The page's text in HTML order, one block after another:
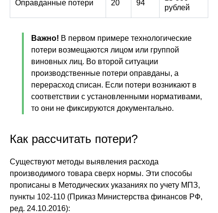
Оправданные потери 20 94
рублей
Важно! В первом примере технологические
потери возмещаются лицом или группой
виновных лиц. Во второй ситуации
производственные потери оправданы, а
перерасход списан. Если потери возникают в
соответствии с установленными нормативами,
то они не фиксируются документально.
Как рассчитать потери?
Существуют методы выявления расхода
производимого товара сверх нормы. Эти способы
прописаны в Методических указаниях по учету МПЗ,
пункты 102-110 (Приказ Министерства финансов РФ,
ред. 24.10.2016):